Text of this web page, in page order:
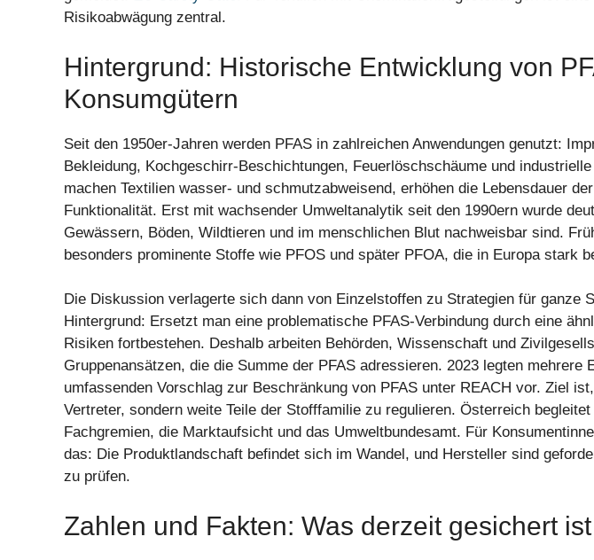
Risikoabwägung zentral.
Hintergrund: Historische Entwicklung von
Konsumgütern
Seit den 1950er-Jahren werden PFAS in zahlreichen Anwendungen genutzt:
Bekleidung, Kochgeschirr-Beschichtungen, Feuerlöschschäume und
machen Textilien wasser- und schmutzabweisend, erhöhen die Lebensdauer
Funktionalität. Erst mit wachsender Umweltanalytik seit den 1990ern wurde
Gewässern, Böden, Wildtieren und im menschlichen Blut nachweisbar sind.
besonders prominente Stoffe wie PFOS und später PFOA, die in Europa stark
Die Diskussion verlagerte sich dann von Einzelstoffen zu Strategien für ganze
Hintergrund: Ersetzt man eine problematische PFAS-Verbindung durch eine
Risiken fortbestehen. Deshalb arbeiten Behörden, Wissenschaft und
Gruppenansätzen, die die Summe der PFAS adressieren. 2023 legten mehrere
umfassenden Vorschlag zur Beschränkung von PFAS unter REACH vor. Ziel
Vertreter, sondern weite Teile der Stofffamilie zu regulieren. Österreich
Fachgremien, die Marktaufsicht und das Umweltbundesamt. Für
das: Die Produktlandschaft befindet sich im Wandel, und Hersteller sind
zu prüfen.
Zahlen und Fakten: Was derzeit gesichert ist